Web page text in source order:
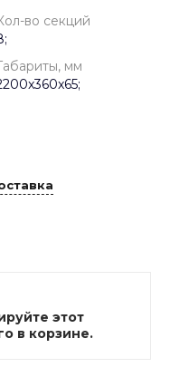
во секций
мм
этот
в корзине.